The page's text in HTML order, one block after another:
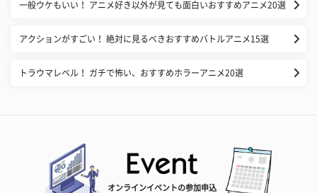
一般ウケもいい！ アニメ好き以外が見ても面白いおすすめアニメ20選
アクションがすごい！ 絶対に見るべきおすすめバトルアニメ15選
トラウマレベル！ ガチで怖い、おすすめホラーアニメ20選
オンラインイベントの参加申込